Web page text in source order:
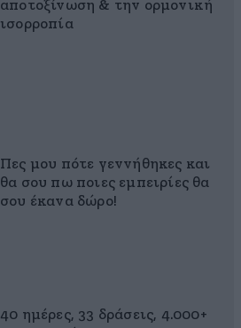
αποτοξίνωση & την ορμονική
ισορροπία
Πες μου πότε γεννήθηκες και
θα σου πω ποιες εμπειρίες θα
σου έκανα δώρο!
40 ημέρες, 33 δράσεις, 4.000+